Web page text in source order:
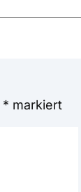
* markiert